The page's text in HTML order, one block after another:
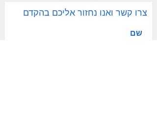
צרו קשר ואנו נחזור אליכם בהקדם
שם